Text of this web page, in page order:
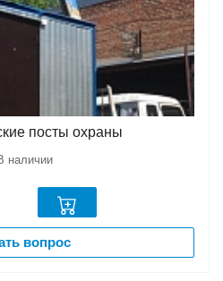
посты охраны
наличии
вопрос